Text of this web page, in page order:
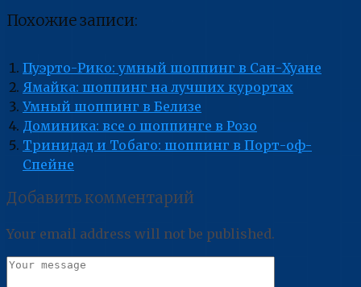
Похожие записи:
Пуэрто-Рико: умный шоппинг в Сан-Хуане
Ямайка: шоппинг на лучших курортах
Умный шоппинг в Белизе
Доминика: все о шоппинге в Розо
Тринидад и Тобаго: шоппинг в Порт-оф-
Спейне
Добавить комментарий
Your email address will not be published.